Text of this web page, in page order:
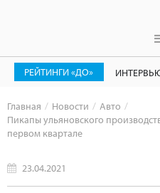
РЕЙТИНГИ «ДО»
Главная Новости
Авто
Пикапы ульяновского
первом квартале
23.04.2021